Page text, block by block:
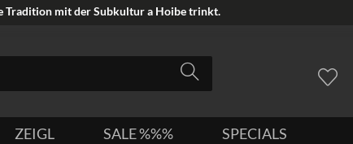
Tradition mit der Subkultur a Hoibe trinkt.
ZEIGL SALE %%% SPECIALS